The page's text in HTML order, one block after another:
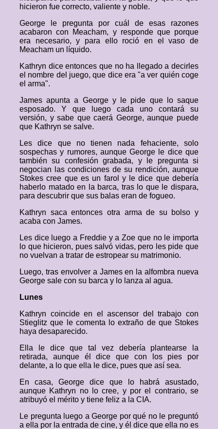
hicieron fue correcto, valiente y noble.
George le pregunta por cuál de esas razones
acabaron con Meacham, y responde que porque
era necesario, y para ello roció en el vaso de
Meacham un líquido.
Kathryn dice entonces que no ha llegado a decirles
el nombre del juego, que dice era "a ver quién coge
el arma".
James apunta a George y le pide que lo saque
esposado. Y que luego cada uno contará su
versión, y sabe que caerá George, aunque puede
que Kathryn se salve.
Les dice que no tienen nada fehaciente, solo
sospechas y rumores, aunque George le dice que
también su confesión grabada, y le pregunta si
negocian las condiciones de su rendición, aunque
Stokes cree que es un farol y le dice que debería
haberlo matado en la barca, tras lo que le dispara,
para descubrir que sus balas eran de fogueo.
Kathryn saca entonces otra arma de su bolso y
acaba con James.
Les dice luego a Freddie y a Zoe que no le importa
lo que hicieron, pues salvó vidas, pero les pide que
no vuelvan a tratar de estropear su matrimonio.
Luego, tras envolver a James en la alfombra nueva
George sale con su barca y lo lanza al agua.
Lunes
Kathryn coincide en el ascensor del trabajo con
Stieglitz que le comenta lo extraño de que Stokes
haya desaparecido.
Ella le dice que tal vez debería plantearse la
retirada, aunque él dice que con los pies por
delante, a lo que ella le dice, pues que así sea.
En casa, George dice que lo habrá asustado,
aunque Kathryn no lo cree, y por el contrario, se
atribuyó el mérito y tiene feliz a la CIA.
Le pregunta luego a George por qué no le preguntó
a ella por la entrada de cine, y él dice que ella no es